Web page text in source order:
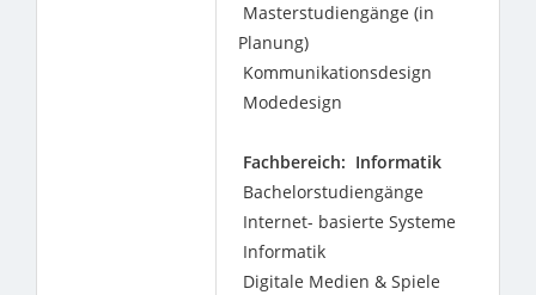
Masterstudiengänge (in
Planung)
Kommunikationsdesign
Modedesign
Fachbereich: Informatik
Bachelorstudiengänge
Internet- basierte Systeme
Informatik
Digitale Medien & Spiele